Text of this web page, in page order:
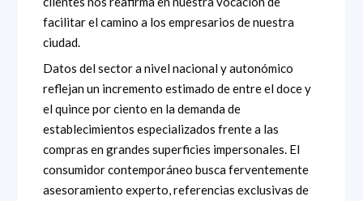
facilitar el camino a los empresarios de nuestra
ciudad.
Datos del sector a nivel nacional y autonómico
reflejan un incremento estimado de entre el doce y
el quince por ciento en la demanda de
establecimientos especializados frente a las
compras en grandes superficies impersonales. El
consumidor contemporáneo busca ferventemente
asesoramiento experto, referencias exclusivas de